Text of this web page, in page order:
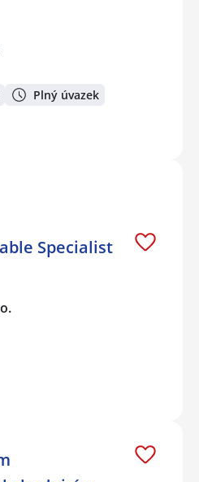
Plný úvazek
Specialist